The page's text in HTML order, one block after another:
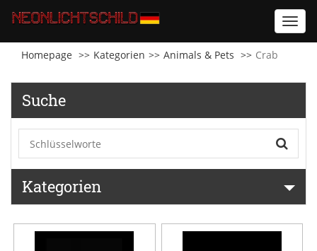
Homepage
Kategorien Animals & Pets Crab
Suche
Kategorien